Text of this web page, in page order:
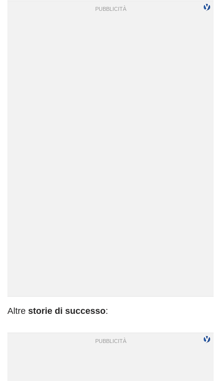
Altre storie di successo: